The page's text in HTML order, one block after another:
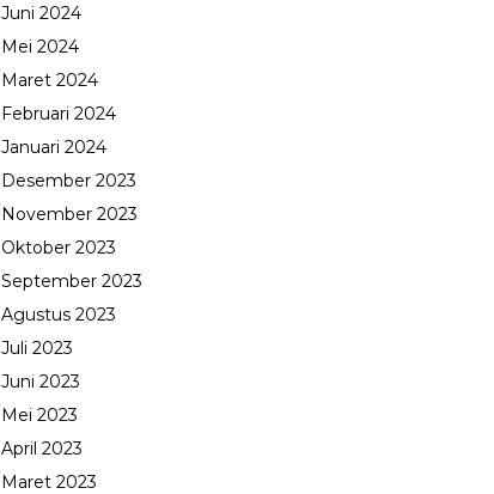
Juni 2024
Mei 2024
Maret 2024
Februari 2024
Januari 2024
Desember 2023
November 2023
Oktober 2023
September 2023
Agustus 2023
Juli 2023
Juni 2023
Mei 2023
April 2023
Maret 2023